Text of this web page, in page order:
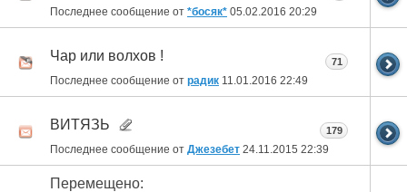
Последнее сообщение от *босяк* 05.02.2016 20:29
Чар или волхов !
Последнее сообщение от радик 11.01.2016 22:49
71
ВИТЯЗЬ
Последнее сообщение от Джезебет 24.11.2015 22:39
179
Перемещено: